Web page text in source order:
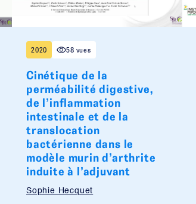
2020 58 vues
Cinétique de la
perméabilité digestive,
de l’inflammation
intestinale et de la
translocation
bactérienne dans le
modèle murin d’arthrite
induite à l’adjuvant
Sophie Hecquet